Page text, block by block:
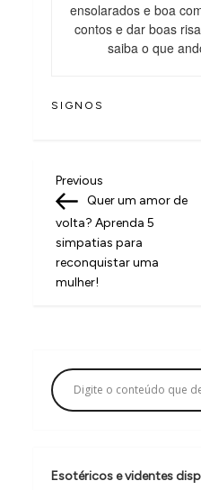
ensolarados e boa
contos e dar boas
saiba o que
SIGNOS
N
a
v
e
ç
ã
o
Previous
Post
Previous
Quer um amor de
volta? Aprenda 5
simpatias para
reconquistar uma
mulher!
Esotéricos e videntes